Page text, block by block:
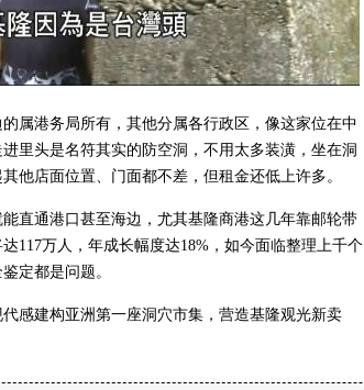
属港务局所有，其他分属各行政区，像这家位在中
里头是名符其实的防空洞，不用太多装潢，坐在洞
他店面位置、门面都不差，但租金还低上许多。
直通港口甚至海边，尤其基隆商港这几年靠邮轮带
117万人，年成长幅度达18%，如今面临整理上千个
定都是问题。
感建构亚洲第一座洞穴市集，营造基隆观光新卖